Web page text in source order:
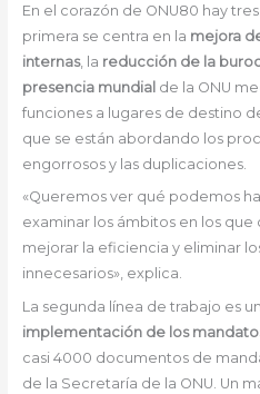
En el corazón de ONU80 hay
primera se centra en la mejora
internas, la reducción de la
presencia mundial de la ONU
funciones a lugares de destino
que se están abordando los
engorrosos y las duplicaciones.
«Queremos ver qué podemos
examinar los ámbitos en los
mejorar la eficiencia y eliminar
innecesarios», explica.
La segunda línea de trabajo es
implementación de los
casi 4000 documentos de
de la Secretaría de la ONU. Un